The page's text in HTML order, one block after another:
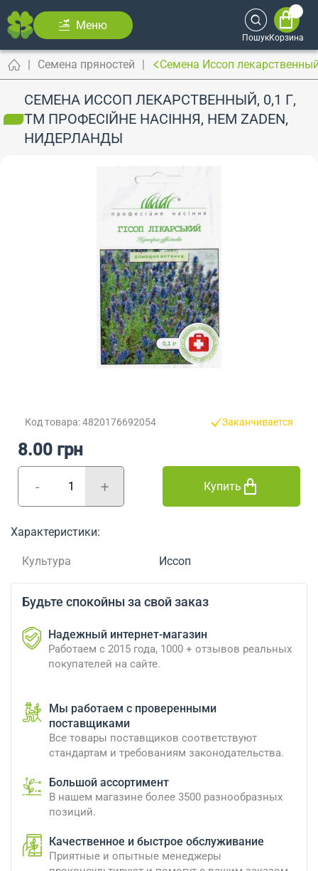
Меню
ПошукКорзина
Семена пряностей Семена Иссоп
СЕМЕНА ИССОП ЛЕКАРСТВЕННЫЙ, 0,1 Г,
ТМ ПРОФЕСІЙНЕ НАСІННЯ, HEM ZADEN,
НИДЕРЛАНДЫ
Код товара: 4820176692054 Заканчивается
- +
8.00 грн
Купить
Характеристики:
Культура Иссоп
Будьте спокойны за свой заказ
Надежный интернет-магазин
Работаем с 2015 года, 1000 + отзывов реальных
покупателей на сайте.
Мы работаем с проверенными
поставщиками
Все товары поставщиков соответствуют
стандартам и требованиям законодательства.
Большой ассортимент
В нашем магазине более 3500 разнообразных
позиций.
Качественное и быстрое обслуживание
Приятные и опытные менеджеры